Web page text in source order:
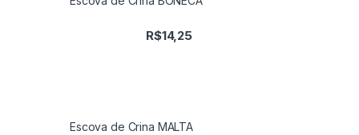
R$14,25
Escova de Crina MALTA